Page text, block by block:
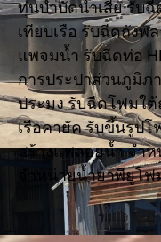
ทุ่นบำบัดน้ำเสีย รับ
เทียบเรือ รับฉีดถังพ
แพจมน้ำ รับฉีดท่อ
การประปาส่วนภูมิภ
ประมง รับฉีดโฟมใ
เรือคายัค รับขึ้นรูป
สร้างแพลอยน้ำ จำ
จำหน่ายน้ำยาพียูโฟ